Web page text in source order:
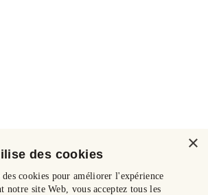
×
des cookies
cookies pour améliorer l'expérience
site Web, vous acceptez tous les